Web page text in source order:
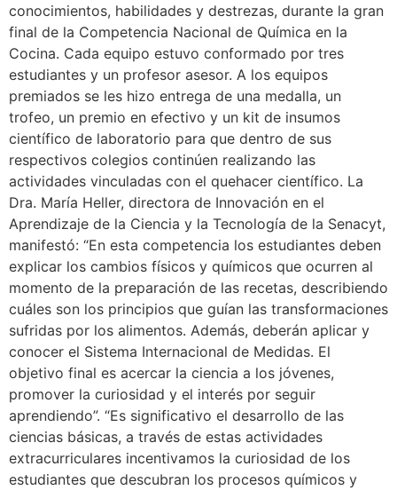
conocimientos, habilidades y destrezas, durante la gran
final de la Competencia Nacional de Química en la
Cocina. Cada equipo estuvo conformado por tres
estudiantes y un profesor asesor. A los equipos
premiados se les hizo entrega de una medalla, un
trofeo, un premio en efectivo y un kit de insumos
científico de laboratorio para que dentro de sus
respectivos colegios continúen realizando las
actividades vinculadas con el quehacer científico. La
Dra. María Heller, directora de Innovación en el
Aprendizaje de la Ciencia y la Tecnología de la Senacyt,
manifestó: “En esta competencia los estudiantes deben
explicar los cambios físicos y químicos que ocurren al
momento de la preparación de las recetas, describiendo
cuáles son los principios que guían las transformaciones
sufridas por los alimentos. Además, deberán aplicar y
conocer el Sistema Internacional de Medidas. El
objetivo final es acercar la ciencia a los jóvenes,
promover la curiosidad y el interés por seguir
aprendiendo”. “Es significativo el desarrollo de las
ciencias básicas, a través de estas actividades
extracurriculares incentivamos la curiosidad de los
estudiantes que descubran los procesos químicos y